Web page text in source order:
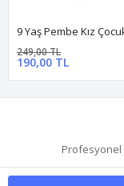
190,00 TL
249,00 TL
Profesyonel